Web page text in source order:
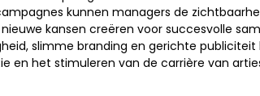
kunnen managers de
kansen creëren voor succesvolle
slimme branding en gerichte
en het stimuleren van de carrière van